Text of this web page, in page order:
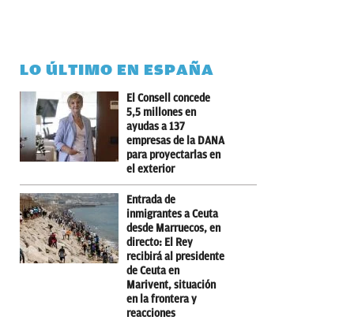
LO ÚLTIMO EN ESPAÑA
El Consell concede
5,5 millones en
ayudas a 137
empresas de la DANA
para proyectarlas en
el exterior
Entrada de
inmigrantes a Ceuta
desde Marruecos, en
directo: El Rey
recibirá al presidente
de Ceuta en
Marivent, situación
en la frontera y
reacciones